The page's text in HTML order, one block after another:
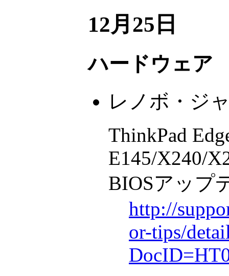
12月25日
ハードウェア
レノボ・ジ
ThinkPad
E145/X240/
BIOSアップ
http://
or-tips/